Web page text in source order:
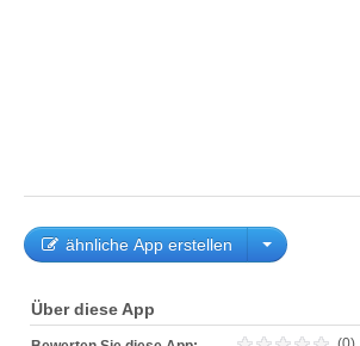
ähnliche App erstellen
Über diese App